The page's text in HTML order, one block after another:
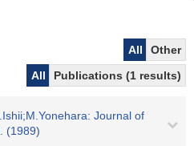
All
Other
All
Publications (1 results)
Journal of
(1989)